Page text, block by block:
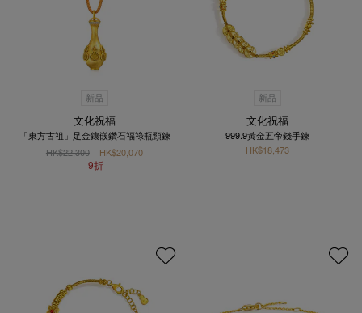
新品
文化祝福
「東方古祖」足金鑲嵌鑽石福祿瓶頸鍊
HK$22,300
HK$20,070
9折
新品
文化祝福
999.9黃金五帝錢手鍊
HK$18,473